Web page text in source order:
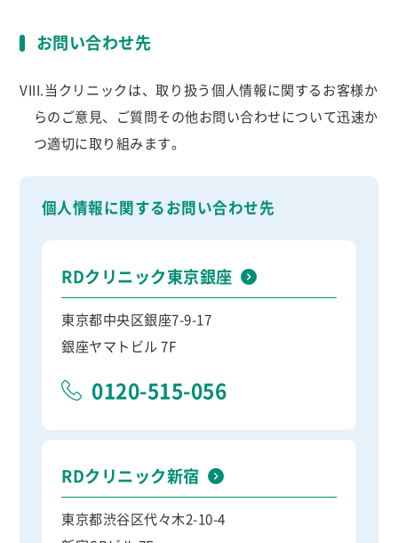
お問い合わせ先
VIII.当クリニックは、取り扱う個人情報に関するお客様か
らのご意見、ご質問その他お問い合わせについて迅速か
つ適切に取り組みます。
個人情報に関するお問い合わせ先
RDクリニック東京銀座
東京都中央区銀座7-9-17
銀座ヤマトビル 7F
0120-515-056
RDクリニック新宿
東京都渋谷区代々木2-10-4